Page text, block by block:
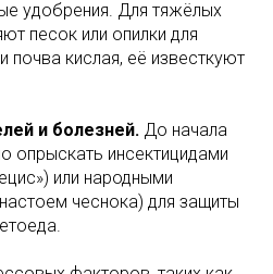
удобрения. Для тяжёлых
песок или опилки для
почва кислая, её известкуют
и болезней. До начала
опрыскать инсектицидами
или народными
чеснока) для защиты